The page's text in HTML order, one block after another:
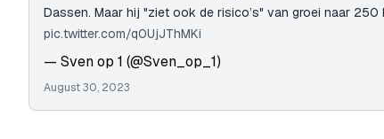
Dassen. Maar hij "ziet ook de risico’s" van groei naar 250
pic.twitter.com/q0UjJThMKi
— Sven op 1 (@Sven_op_1)
August 30, 2023